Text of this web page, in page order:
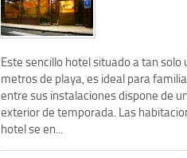
Este sencillo hotel situado a tan solo
metros de playa, es ideal para
entre sus instalaciones dispone de
exterior de temporada. Las
hotel se en...